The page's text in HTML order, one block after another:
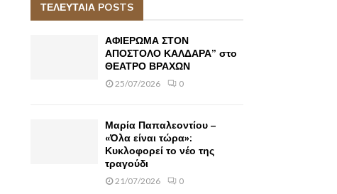
h
ΤΕΛΕΥΤΑΙΑ POSTS
ΑΦΙΕΡΩΜΑ ΣΤΟΝ
ΑΠΟΣΤΟΛΟ ΚΑΛΔΑΡΑ” στο
ΘΕΑΤΡΟ ΒΡΑΧΩΝ
25/07/2026 0
Μαρία Παπαλεοντίου –
«Όλα είναι τώρα»:
Κυκλοφορεί το νέο της
τραγούδι
21/07/2026 0